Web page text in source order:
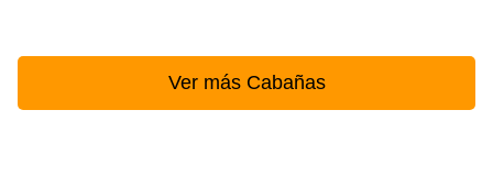
Ver más Cabañas